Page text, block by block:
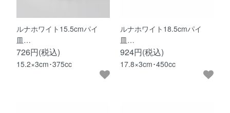
ルナホワイト15.5cmパイ
皿…
726円(税込)
15.2×3cm･375cc
ルナホワイト18.5cmパイ
皿…
924円(税込)
17.8×3cm･450cc